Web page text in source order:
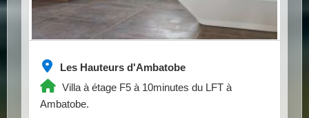
Les Hauteurs d'Ambatobe
Villa à étage F5 à 10minutes du LFT à
Ambatobe.